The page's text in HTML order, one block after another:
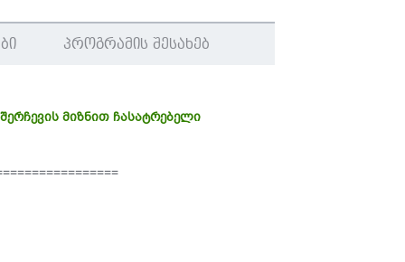
პროგრამის შესახებ
მიზნით ჩასატრებელი
ნუსხა